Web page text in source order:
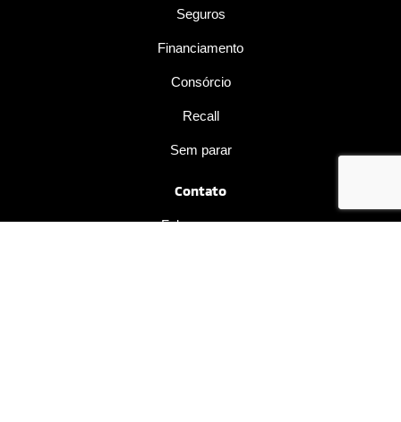
Seguros
Financiamento
Consórcio
Recall
Sem parar
Contato
Fale conosco